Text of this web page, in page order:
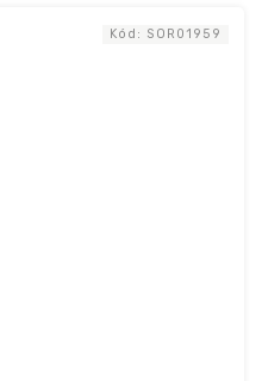
Kód: SOR01959